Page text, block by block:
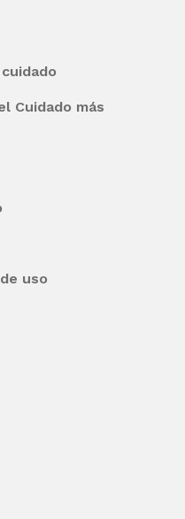
Cuidado más
uso